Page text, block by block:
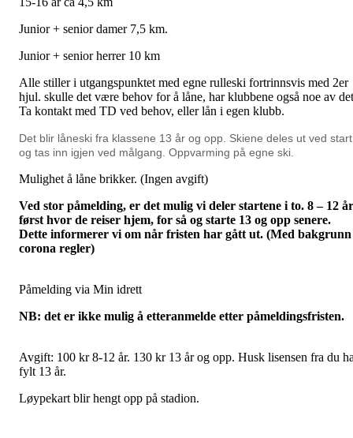
Junior + senior damer 7,5 km.
Junior + senior herrer 10 km
Alle stiller i utgangspunktet med egne rulleski fortrinnsvis med 2er
hjul. skulle det være behov for å låne, har klubbene også noe av
Ta kontakt med TD ved behov, eller lån i egen klubb.
Det blir låneski fra klassene 13 år og opp. Skiene deles ut ved start
og tas inn igjen ved målgang. Oppvarming på egne ski.
Mulighet å låne brikker. (Ingen avgift)
Ved stor påmelding, er det mulig vi deler startene i to. 8 – 12 år
først hvor de reiser hjem, for så og starte 13 og opp senere.
Dette informerer vi om når fristen har gått ut. (Med
corona regler)
Påmelding via Min idrett
NB: det er ikke mulig å etteranmelde etter påmeldingsfristen.
Avgift: 100 kr 8-12 år. 130 kr 13 år og opp. Husk lisensen fra du
fylt 13 år.
Løypekart blir hengt opp på stadion.